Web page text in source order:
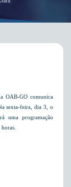
OAB-GO comunica
sexta-feira, dia 3, o
uma programação